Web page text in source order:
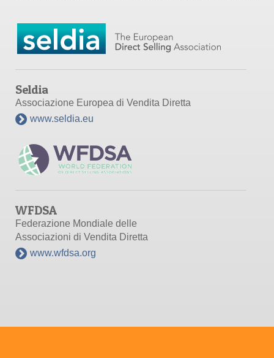
Seldia
Associazione Europea di Vendita Diretta
www.seldia.eu
WFDSA
Federazione Mondiale delle
Associazioni di Vendita Diretta
www.wfdsa.org